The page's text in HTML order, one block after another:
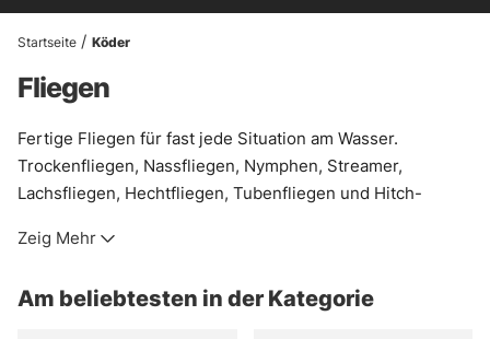
Startseite Köder
Fliegen
Fertige Fliegen für fast jede Situation am Wasser.
Trockenfliegen, Nassfliegen, Nymphen, Streamer,
Lachsfliegen, Hechtfliegen, Tubenfliegen und Hitch-
Richtige, wenn es schnell gehen soll oder der Köder
Im Sortiment stehen bewährte Marken wie Vision,
Zeig Mehr
Am beliebtesten in der Kategorie